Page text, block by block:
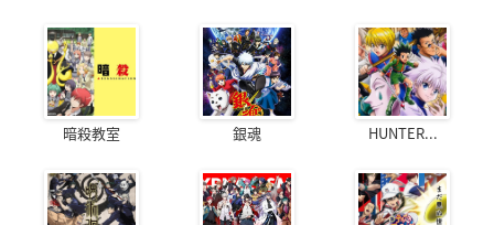
暗殺教室 銀魂 HUNTER...